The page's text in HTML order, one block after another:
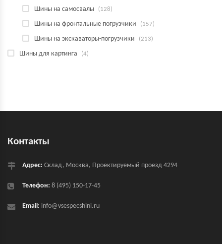
Шины на самосвалы (128)
Шины на фронтальные погрузчики (157)
Шины на экскаваторы-погрузчики (213)
Шины для картинга (4)
Контакты
Адрес: Склад, Москва, Проектируемый проезд 4294
Телефон: 8 (495) 150-17-45
Email: info@vsespecshini.ru